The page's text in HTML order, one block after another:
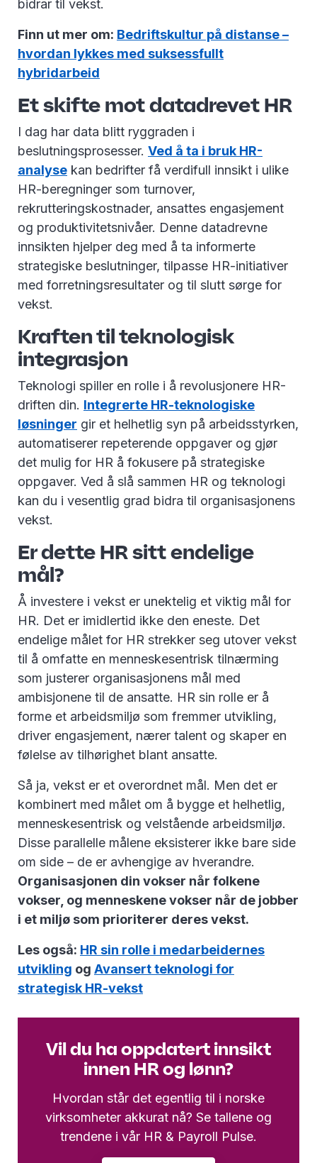
bidrar til vekst.
Finn ut mer om: Bedriftskultur på distanse –
hvordan lykkes med suksessfullt
hybridarbeid
Et skifte mot datadrevet HR
I dag har data blitt ryggraden i
beslutningsprosesser. Ved å ta i bruk HR-
analyse kan bedrifter få verdifull innsikt i ulike
HR-beregninger som turnover,
rekrutteringskostnader, ansattes engasjement
og produktivitetsnivåer. Denne datadrevne
innsikten hjelper deg med å ta informerte
strategiske beslutninger, tilpasse HR-initiativer
med forretningsresultater og til slutt sørge for
vekst.
Kraften til teknologisk
integrasjon
Teknologi spiller en rolle i å revolusjonere HR-
driften din. Integrerte HR-teknologiske
løsninger gir et helhetlig syn på arbeidsstyrken,
automatiserer repeterende oppgaver og gjør
det mulig for HR å fokusere på strategiske
oppgaver. Ved å slå sammen HR og teknologi
kan du i vesentlig grad bidra til organisasjonens
vekst.
Er dette HR sitt endelige
mål?
Å investere i vekst er unektelig et viktig mål for
HR. Det er imidlertid ikke den eneste. Det
endelige målet for HR strekker seg utover vekst
til å omfatte en menneskesentrisk tilnærming
som justerer organisasjonens mål med
ambisjonene til de ansatte. HR sin rolle er å
forme et arbeidsmiljø som fremmer utvikling,
driver engasjement, nærer talent og skaper en
følelse av tilhørighet blant ansatte.
Så ja, vekst er et overordnet mål. Men det er
kombinert med målet om å bygge et helhetlig,
menneskesentrisk og velstående arbeidsmiljø.
Disse parallelle målene eksisterer ikke bare side
om side – de er avhengige av hverandre.
Organisasjonen din vokser når folkene
vokser, og menneskene vokser når de jobber
i et miljø som prioriterer deres vekst.
Les også: HR sin rolle i medarbeidernes
utvikling og Avansert teknologi for
strategisk HR-vekst
Vil du ha oppdatert innsikt
innen HR og lønn?
Hvordan står det egentlig til i norske
virksomheter akkurat nå? Se tallene og
trendene i vår HR & Payroll Pulse.